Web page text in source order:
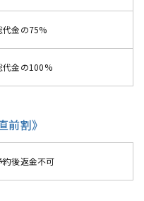
代金の75%
代金の100%
前割》
約後返金不可